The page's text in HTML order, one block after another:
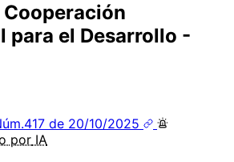
para el Desarrollo -
de 20/10/2025
por IA